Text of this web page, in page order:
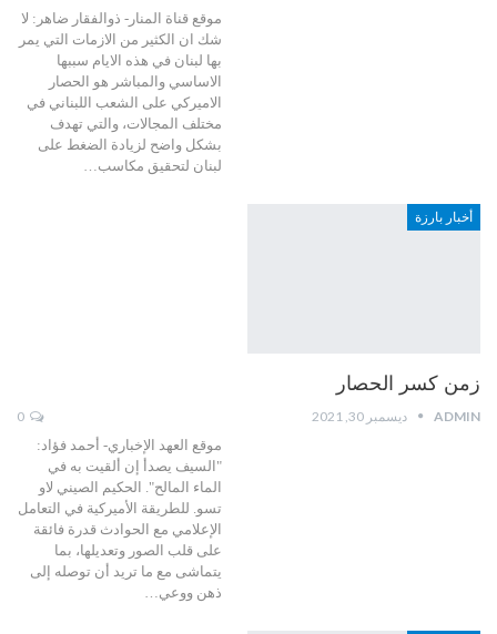
موقع قناة المنار- ذوالفقار ضاهر: لا
شك ان الكثير من الازمات التي يمر
بها لبنان في هذه الايام سببها
الاساسي والمباشر هو الحصار
الاميركي على الشعب اللبناني في
مختلف المجالات، والتي تهدف
بشكل واضح لزيادة الضغط على
لبنان لتحقيق مكاسب…
أخبار بارزة
زمن كسر الحصار
ADMIN ديسمبر 30, 2021
موقع العهد الإخباري- أحمد فؤاد:
"السيف يصدأ إن ألقيت به في
الماء المالح". الحكيم الصيني لاو
تسو. للطريقة الأميركية في التعامل
الإعلامي مع الحوادث قدرة فائقة
على قلب الصور وتعديلها، بما
يتماشى مع ما تريد أن توصله إلى
ذهن ووعي…